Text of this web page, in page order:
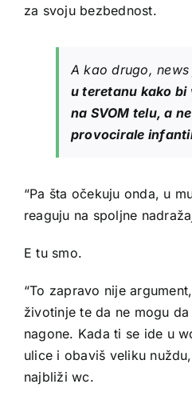
za svoju bezbednost.
A kao drugo, news
u teretanu kako bi
na SVOM telu, a
provocirale
“Pa šta očekuju onda, u
reaguju na spoljne
E tu smo.
“To zapravo nije
životinje te da ne mogu
nagone. Kada ti se ide u
ulice i obaviš veliku
najbliži wc.